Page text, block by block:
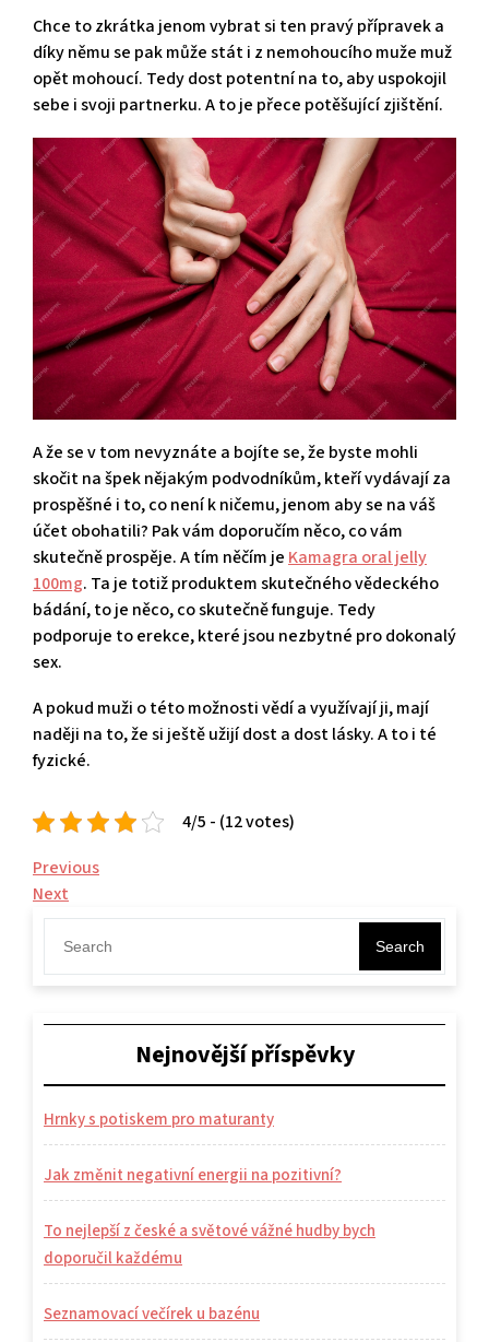
Chce to zkrátka jenom vybrat si ten pravý přípravek a
díky němu se pak může stát i z nemohoucího muže muž
opět mohoucí. Tedy dost potentní na to, aby uspokojil
sebe i svoji partnerku. A to je přece potěšující zjištění.
A že se v tom nevyznáte a bojíte se, že byste mohli
skočit na špek nějakým podvodníkům, kteří vydávají za
prospěšné i to, co není k ničemu, jenom aby se na váš
účet obohatili? Pak vám doporučím něco, co vám
skutečně prospěje. A tím něčím je Kamagra oral jelly
100mg. Ta je totiž produktem skutečného vědeckého
bádání, to je něco, co skutečně funguje. Tedy
podporuje to erekce, které jsou nezbytné pro dokonalý
sex.
A pokud muži o této možnosti vědí a využívají ji, mají
naději na to, že si ještě užijí dost a dost lásky. A to i té
fyzické.
4/5 - (12 votes)
Navigace
pro
příspěvek
Previous
Post
Previous
Next
Post
Next
Search
Nejnovější příspěvky
Hrnky s potiskem pro maturanty
Jak změnit negativní energii na pozitivní?
To nejlepší z české a světové vážné hudby bych
doporučil každému
Seznamovací večírek u bazénu